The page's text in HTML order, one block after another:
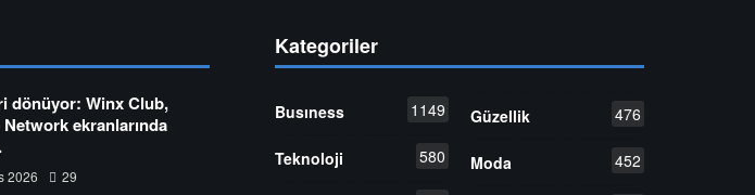
dönüyor: Winx Club,
ekranlarında
2026 29
Kategoriler
Busıness 1149
Teknoloji 580
Güzellik 476
Moda 452